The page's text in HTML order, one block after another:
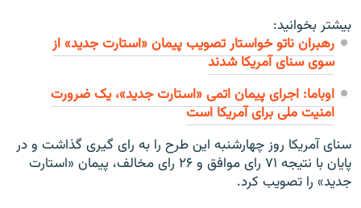
بیشتر بخوانید:
رهبران ناتو خواستار تصویب پیمان «استارت جدید» از
سوی سنای آمریکا شدند
اوباما: اجرای پیمان اتمی «استارت جدید»، یک ضرورت
امنیت ملی برای آمریکا است
سنای آمريکا روز چهارشنبه اين طرح را به رای گيری گذاشت و در
پايان با نتيجه ۷۱ رای موافق و ۲۶ رای مخالف، پيمان «استارت
جديد» را تصويب کرد.